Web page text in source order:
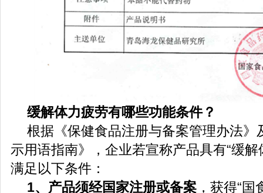
缓解体力疲劳有哪些功能条件？
根据《保健食品注册与备案管理办法》
示用语指南》，企业若宣称产品具有“缓解
满足以下条件：
1、产品须经国家注册或备案，获得“国